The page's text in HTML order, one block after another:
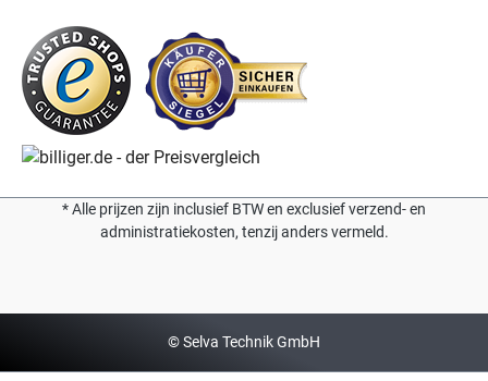
* Alle prijzen zijn inclusief BTW en exclusief verzend- en
administratiekosten, tenzij anders vermeld.
© Selva Technik GmbH